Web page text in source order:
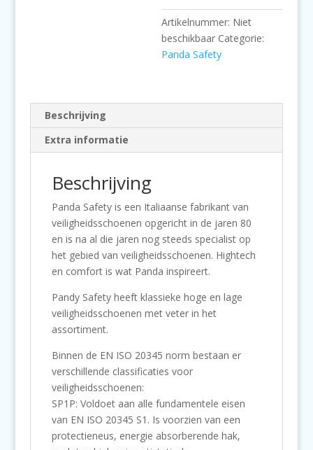
Artikelnummer: Niet
beschikbaar Categorie:
Panda Safety
Beschrijving
Extra informatie
Beschrijving
Panda Safety is een Italiaanse fabrikant van
veiligheidsschoenen opgericht in de jaren 80
en is na al die jaren nog steeds specialist op
het gebied van veiligheidsschoenen. Hightech
en comfort is wat Panda inspireert.
Pandy Safety heeft klassieke hoge en lage
veiligheidsschoenen met veter in het
assortiment.
Binnen de EN ISO 20345 norm bestaan er
verschillende classificaties voor
veiligheidsschoenen:
SP1P: Voldoet aan alle fundamentele eisen
van EN ISO 20345 S1. Is voorzien van een
protectieneus, energie absorberende hak,